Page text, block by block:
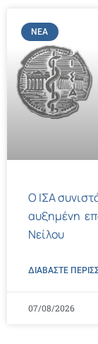
ΝΈΑ
Ο ΙΣΑ
αυξημένη
Νείλου
ΔΙΑΒΑΣΤΕ
07/08/2026